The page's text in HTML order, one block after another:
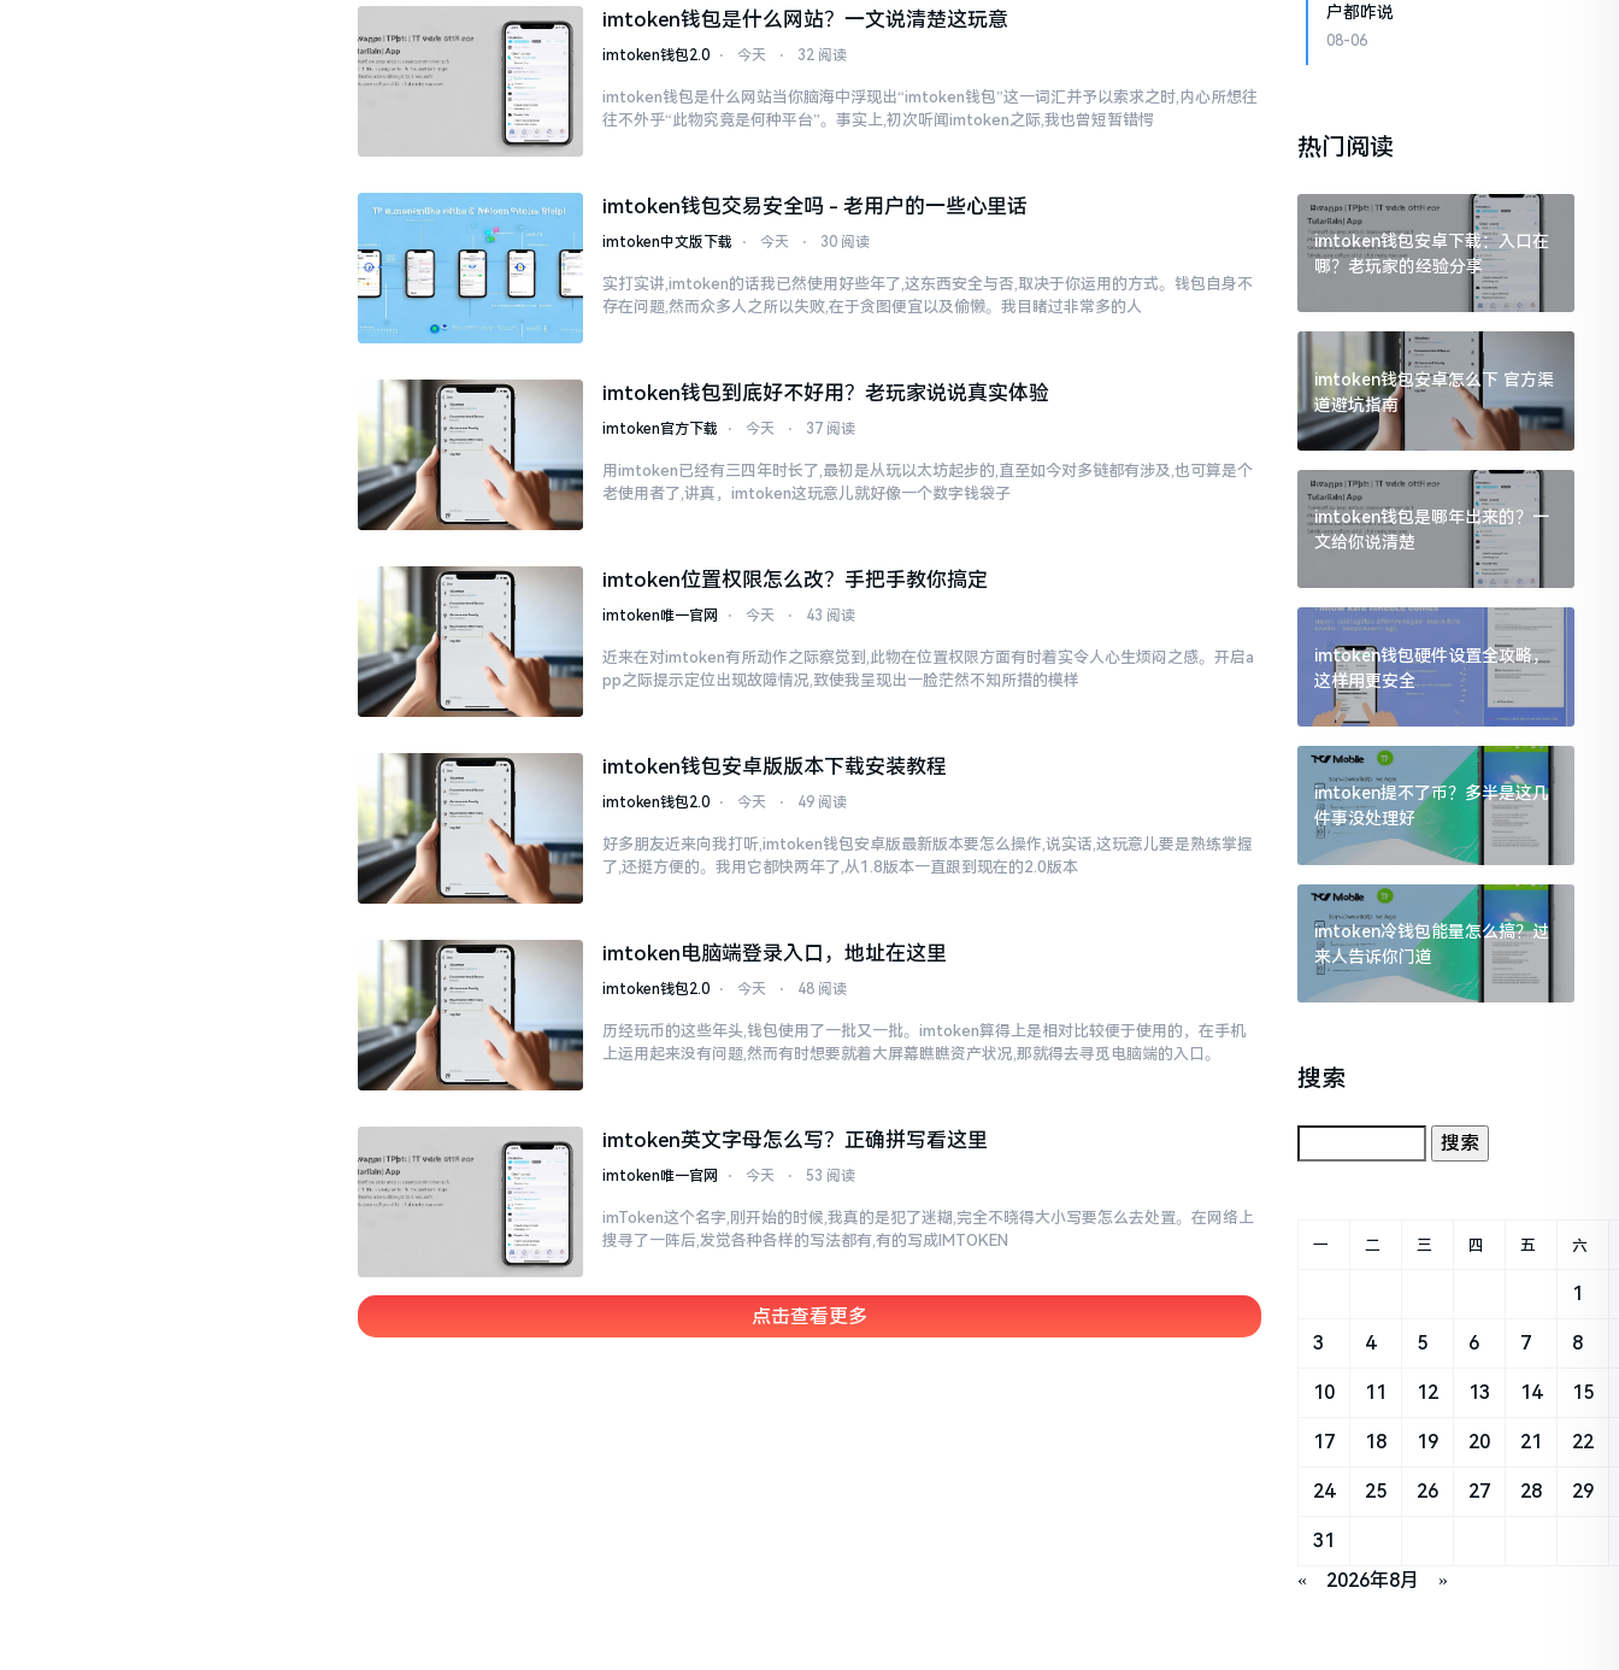
imtoken钱包是什么网站？一文说清楚这玩意
imtoken钱包2.0 ⋅ 今天 ⋅ 32 阅读
imtoken钱包是什么网站当你脑海中浮现出“imtoken钱包”这一词汇并予以索求之时,内心所想往
往不外乎“此物究竟是何种平台”。事实上,初次听闻imtoken之际,我也曾短暂错愕
imtoken钱包交易安全吗 - 老用户的一些心里话
imtoken中文版下载 ⋅ 今天 ⋅ 30 阅读
实打实讲,imtoken的话我已然使用好些年了,这东西安全与否,取决于你运用的方式。钱包自身不
存在问题,然而众多人之所以失败,在于贪图便宜以及偷懒。我目睹过非常多的人
imtoken钱包到底好不好用？老玩家说说真实体验
imtoken官方下载 ⋅ 今天 ⋅ 37 阅读
用imtoken已经有三四年时长了,最初是从玩以太坊起步的,直至如今对多链都有涉及,也可算是个
老使用者了,讲真，imtoken这玩意儿就好像一个数字钱袋子
imtoken位置权限怎么改？手把手教你搞定
imtoken唯一官网 ⋅ 今天 ⋅ 43 阅读
近来在对imtoken有所动作之际察觉到,此物在位置权限方面有时着实令人心生烦闷之感。开启a
pp之际提示定位出现故障情况,致使我呈现出一脸茫然不知所措的模样
imtoken钱包安卓版版本下载安装教程
imtoken钱包2.0 ⋅ 今天 ⋅ 49 阅读
好多朋友近来向我打听,imtoken钱包安卓版最新版本要怎么操作,说实话,这玩意儿要是熟练掌握
了,还挺方便的。我用它都快两年了,从1.8版本一直跟到现在的2.0版本
imtoken电脑端登录入口，地址在这里
imtoken钱包2.0 ⋅ 今天 ⋅ 48 阅读
历经玩币的这些年头,钱包使用了一批又一批。imtoken算得上是相对比较便于使用的，在手机
上运用起来没有问题,然而有时想要就着大屏幕瞧瞧资产状况,那就得去寻觅电脑端的入口。
imtoken英文字母怎么写？正确拼写看这里
imtoken唯一官网 ⋅ 今天 ⋅ 53 阅读
imToken这个名字,刚开始的时候,我真的是犯了迷糊,完全不晓得大小写要怎么去处置。在网络上
搜寻了一阵后,发觉各种各样的写法都有,有的写成IMTOKEN
点击查看更多
户都咋说
08-06
热门阅读
imtoken钱包安卓下载：入口在
哪？老玩家的经验分享
imtoken钱包安卓怎么下 官方渠
道避坑指南
imtoken钱包是哪年出来的？一
文给你说清楚
imtoken钱包硬件设置全攻略，
这样用更安全
imtoken提不了币？多半是这几
件事没处理好
imtoken冷钱包能量怎么搞？过
来人告诉你门道
搜索
« 2026年8月 »
一 二 三 四 五 六
1
3 4 5 6 7 8
10 11 12 13 14 15
17 18 19 20 21 22
24 25 26 27 28 29
31